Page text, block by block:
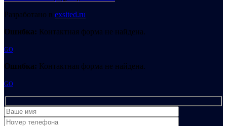
Разработано в exsited.ru
Ошибка: Контактная форма не найдена.
GO
Ошибка: Контактная форма не найдена.
GO